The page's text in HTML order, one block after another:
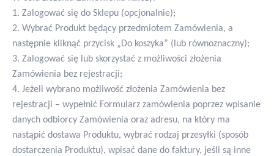
1. Zalogować się do Sklepu (opcjonalnie);
2. Wybrać Produkt będący przedmiotem Zamówienia, a
następnie kliknąć przycisk „Do koszyka” (lub równoznaczny);
3. Zalogować się lub skorzystać z możliwości złożenia
Zamówienia bez rejestracji;
4. Jeżeli wybrano możliwość złożenia Zamówienia bez
rejestracji – wypełnić Formularz zamówienia poprzez wpisanie
danych odbiorcy Zamówienia oraz adresu, na który ma
nastąpić dostawa Produktu, wybrać rodzaj przesyłki (sposób
dostarczenia Produktu), wpisać dane do faktury, jeśli są inne